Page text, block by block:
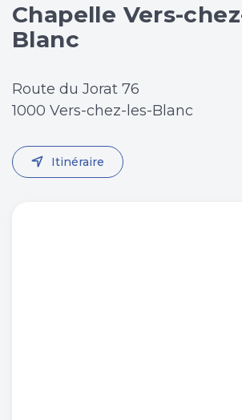
Chapelle Vers-
Blanc
Route du Jorat 76
1000 Vers-chez-les-Blanc
Itinéraire